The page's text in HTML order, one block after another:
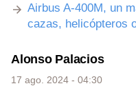
Airbus A-400M, un
cazas, helicópteros
Alonso Palacios
17 ago. 2024 - 04:30